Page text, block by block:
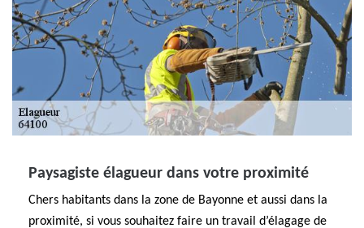
Paysagiste élagueur dans votre proximité
Chers habitants dans la zone de Bayonne et aussi dans la
proximité, si vous souhaitez faire un travail d’élagage de